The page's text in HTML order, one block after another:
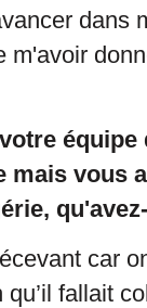
dans
m'avoir
équipe
mais vous
car
fallait